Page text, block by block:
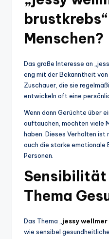
Menschen?
Das große Interesse an
eng mit der Bekanntheit von
Zuschauer, die sie
entwickeln oft eine
Wenn dann Gerüchte über
auftauchen, möchten viele
haben. Dieses Verhalten
auch die starke emotionale
Personen.
Sensibilität
Thema
Das Thema „ jessy
wie sensibel